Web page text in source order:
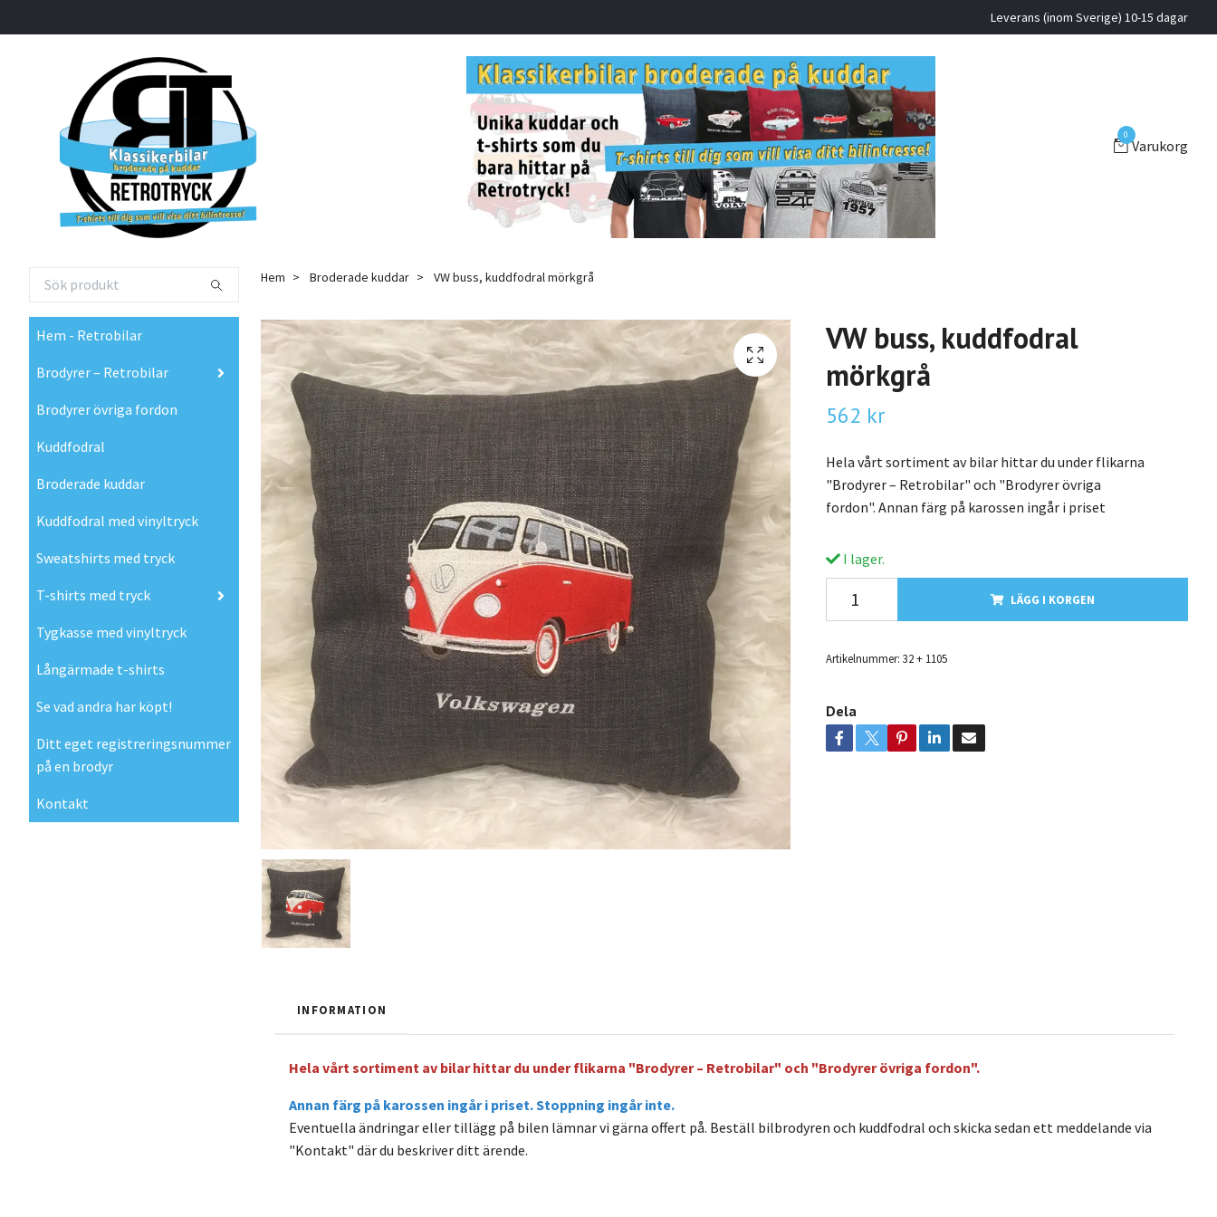
Leverans (inom Sverige) 10-15 dagar
0
Varukorg
Hem - Retrobilar
Brodyrer – Retrobilar
Brodyrer övriga fordon
Kuddfodral
Broderade kuddar
Kuddfodral med vinyltryck
Sweatshirts med tryck
T-shirts med tryck
Tygkasse med vinyltryck
Långärmade t-shirts
Se vad andra har köpt!
Ditt eget registreringsnummer
på en brodyr
Kontakt
Hem Broderade kuddar VW buss, kuddfodral mörkgrå
VW buss, kuddfodral
mörkgrå
562 kr
Hela vårt sortiment av bilar hittar du under flikarna
"Brodyrer – Retrobilar" och "Brodyrer övriga
fordon". Annan färg på karossen ingår i priset
I lager.
LÄGG I KORGEN
Artikelnummer: 32 + 1105
Dela
INFORMATION
Hela vårt sortiment av bilar hittar du under flikarna "Brodyrer – Retrobilar" och "Brodyrer övriga fordon".
Annan färg på karossen ingåri priset.Stoppning ingår inte.
Eventuella ändringar eller tillägg på bilen lämnar vi gärna offert på. Beställ bilbrodyren och kuddfodral och skicka sedan ett meddelande via
"Kontakt" där du beskriver ditt ärende.